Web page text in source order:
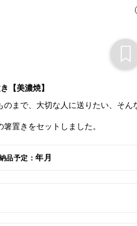
き【美濃焼】
のまで、大切な人に送りたい、そん
置きをセットしました。
品予定：年月